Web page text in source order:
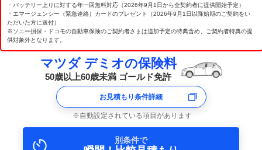
・バッテリー上りに対する年一回無料対応（2026年9月1日から全契約者に提供開始予定）
・エマージェンシー（緊急連絡）カードのプレゼント（2026年9月1日以降始期のご契約をい
ただいた方に送付）
※ソニー損保・ドコモの自動車保険のご契約者さまは追加予定の特典含め、ご契約者特典の提
供対象外となります。
マツダ デミオの保険料
50歳以上60歳未満 ゴールド免許
お見積もり条件詳細
自動設定されている項目があります
別条件で